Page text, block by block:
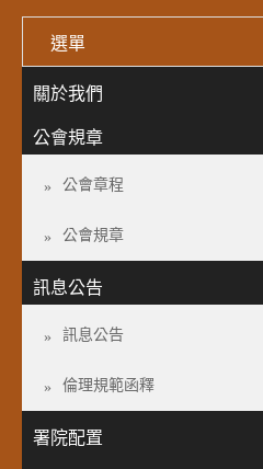
選單
關於我們
公會規章
公會章程
公會規章
訊息公告
訊息公告
倫理規範函釋
署院配置